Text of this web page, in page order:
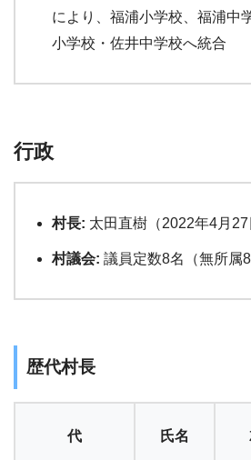
により、福浦小学校、福浦中
小学校・佐井中学校へ統合
行政
村長: 太田直樹（2022年4月27
村議会: 議員定数8名（無所属8
歴代村長
代 氏名